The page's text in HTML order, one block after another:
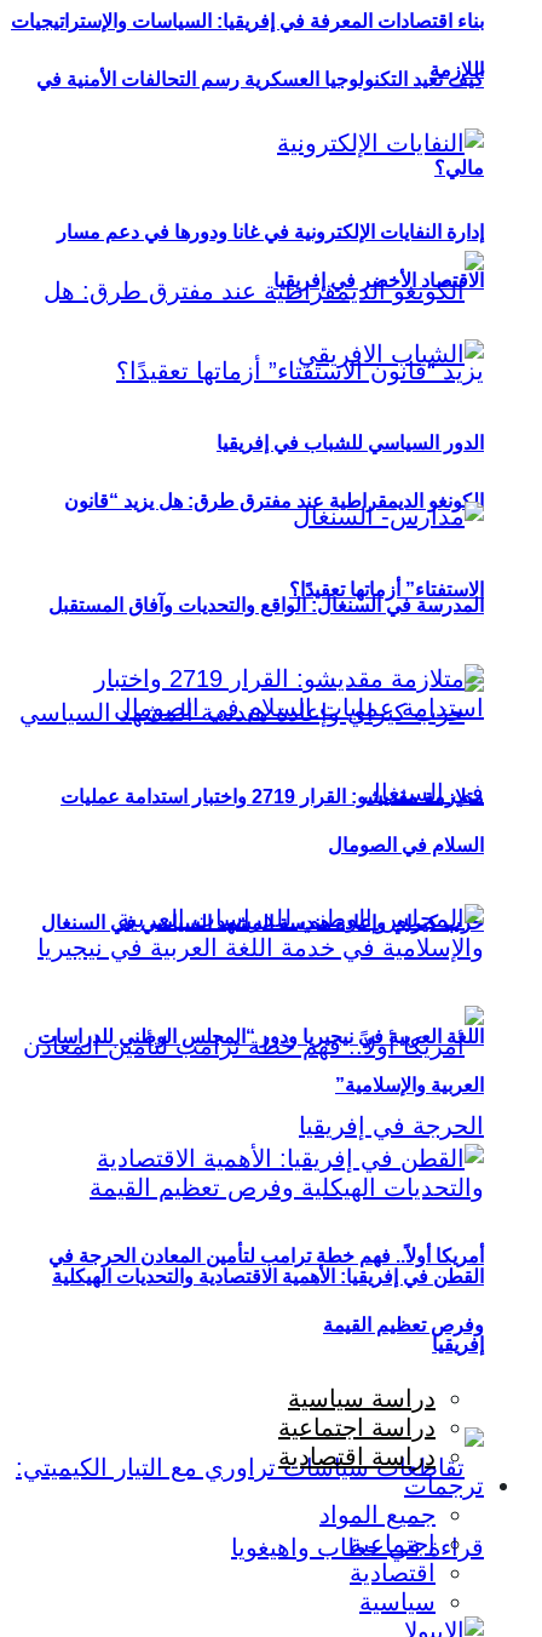
كيف تعيد التكنولوجيا العسكرية رسم التحالفات الأمنية في
مالي؟
الكونغو الديمقراطية عند مفترق طرق: هل يزيد “قانون
الاستفتاء” أزماتها تعقيدًا؟
حزب كيراي وإعادة هندسة المشهد السياسي في السنغال
أمريكا أولاً.. فهم خطة ترامب لتأمين المعادن الحرجة في
إفريقيا
بناء اقتصادات المعرفة في إفريقيا: السياسات والإستراتيجيات
اللازمة
إدارة النفايات الإلكترونية في غانا ودورها في دعم مسار
الاقتصاد الأخضر في إفريقيا
الدور السياسي للشباب في إفريقيا
المدرسة في السنغال: الواقع والتحديات وآفاق المستقبل
متلازمة مقديشو: القرار 2719 واختبار استدامة عمليات
السلام في الصومال
اللغة العربية في نيجيريا ودور “المجلس الوطني للدراسات
العربية والإسلامية”
القطن في إفريقيا: الأهمية الاقتصادية والتحديات الهيكلية
وفرص تعظيم القيمة
دراسة سياسية
دراسة اجتماعية
دراسة اقتصادية
ترجمات
جميع المواد
اجتماعية
اقتصادية
سياسية